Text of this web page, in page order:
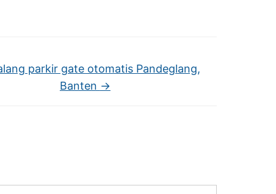
parkir gate otomatis Pandeglang,
Banten →